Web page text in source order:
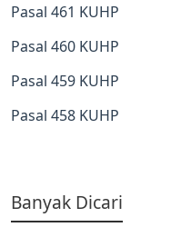
Pasal 461 KUHP
Pasal 460 KUHP
Pasal 459 KUHP
Pasal 458 KUHP
Banyak Dicari